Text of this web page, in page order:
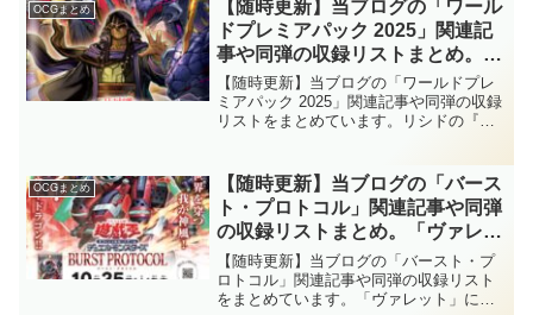
OCGまとめ
【随時更新】当ブログの「ワール
ドプレミアパック 2025」関連記
事や同弾の収録リストまとめ。リ
シドの『王家の神殿』や罠モンス
ターが強化され、「セルケト」と
「アポピス」が正式にテーマ
ですね～。【遊戯王OCG】
【随時更新】当ブログの「ワールドプレ
ミアパック 2025」関連記事や同弾の収録
リストをまとめています。リシドの『王
ーマ化！！また、「ミミグル」も来日で
すね～。【遊戯王OCG】
OCGまとめ
【随時更新】当ブログの「バース
ト・プロトコル」関連記事や同弾
の収録リストまとめ。「ヴァレッ
ト」に強力なサーチやEXデッキ
からの特殊召喚などが追加！！拳
銃で銃弾を連射するかの如き怒涛
【随時更新】当ブログの「バースト・プ
ロトコル」関連記事や同弾の収録リスト
をまとめています。「ヴァレット」に強